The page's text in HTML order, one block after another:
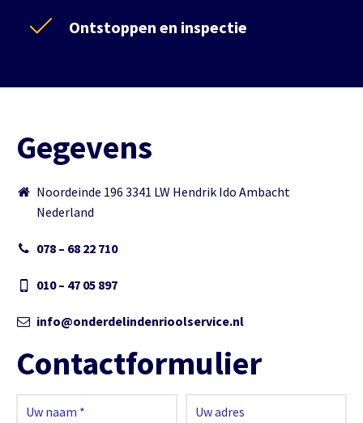
Ontstoppen en inspectie
Gegevens
Noordeinde 196 3341 LW Hendrik Ido Ambacht
Nederland
078 – 68 22 710
010 – 47 05 897
info@onderdelindenrioolservice.nl
Contactformulier